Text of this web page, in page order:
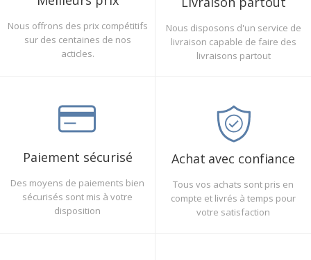
Nous offrons des prix compétitifs
sur des centaines de nos
acticles.
Nous disposons d'un service de
livraison capable de faire des
livraisons partout
Paiement sécurisé
Des moyens de paiements bien
sécurisés sont mis à votre
disposition
Achat avec confiance
Tous vos achats sont pris en
compte et livrés à temps pour
votre satisfaction